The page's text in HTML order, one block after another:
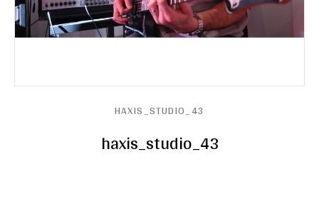
haxis_studio_43
HAXIS_STUDIO_43